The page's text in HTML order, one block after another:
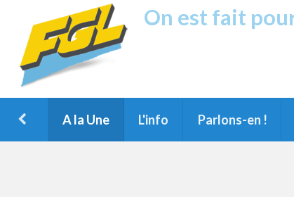
On est fait
A la Une L'info Parlons-en !